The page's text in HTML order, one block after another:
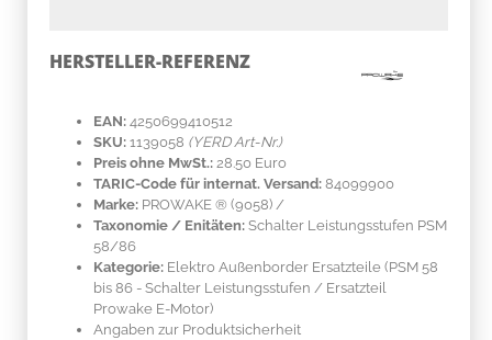
HERSTELLER-REFERENZ
EAN: 4250699410512
SKU: 1139058 (YERD Art-Nr.)
Preis ohne MwSt.: 28.50 Euro
TARIC-Code für internat. Versand: 84099900
Marke: PROWAKE ® (9058) /
Taxonomie / Enitäten: Schalter Leistungsstufen PSM
58/86
Kategorie: Elektro Außenborder Ersatzteile (PSM 58
bis 86 - Schalter Leistungsstufen / Ersatzteil
Prowake E-Motor)
Angaben zur Produktsicherheit